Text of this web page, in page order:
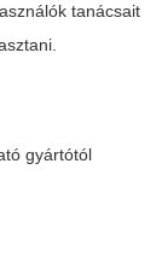
tanácsait
gyártótól